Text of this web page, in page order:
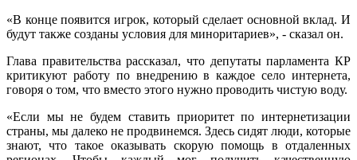
«В конце появится игрок, который сделает основной вклад. И
будут также созданы условия для миноритариев», - сказал он.
Глава правительства рассказал, что депутаты парламента КР
критикуют работу по внедрению в каждое село интернета,
говоря о том, что вместо этого нужно проводить чистую воду.
«Если мы не будем ставить приоритет по интернетизации
страны, мы далеко не продвинемся. Здесь сидят люди, которые
знают, что такое оказывать скорую помощь в отдаленных